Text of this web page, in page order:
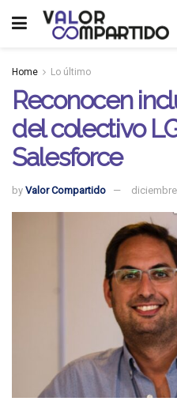
Home Lo último
Reconocen
del colectivo
Salesforce
by Valor Compartido